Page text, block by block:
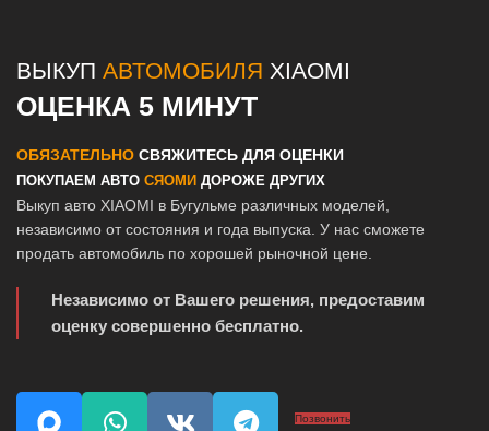
ВЫКУП АВТОМОБИЛЯ XIAOMI
ОЦЕНКА 5 МИНУТ
ОБЯЗАТЕЛЬНО СВЯЖИТЕСЬ ДЛЯ ОЦЕНКИ
ПОКУПАЕМ АВТО СЯОМИ ДОРОЖЕ ДРУГИХ
Выкуп авто XIAOMI в Бугульме различных моделей,
независимо от состояния и года выпуска. У нас сможете
продать автомобиль по хорошей рыночной цене.
Независимо от Вашего решения, предоставим
оценку совершенно бесплатно.
Позвонить